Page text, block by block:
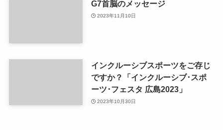
G7首脳のメッセージ
2023年11月10日
インクルーシブスポーツをご存じ
ですか？「インクルーシブ･スポ
ーツ･フェスタ 広島2023」
2023年10月30日